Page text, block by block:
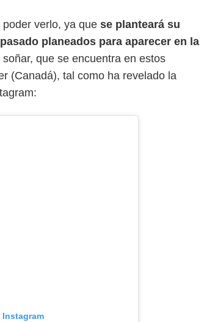
verlo, ya que se planteará su
planeados para aparecer en la
que se encuentra en estos
(Canadá), tal como ha revelado la